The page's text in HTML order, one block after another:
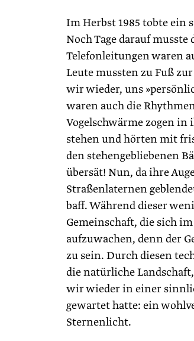
Im Herbst 1985 tobte ein
Noch Tage darauf
Telefonleitungen waren
Leute mussten zu Fuß
wir wieder, uns
waren auch die
Vogelschwärme zogen
stehen und hörten mit
den stehengebliebenen
übersät! Nun, da ihre
Straßenlaternen
baff. Während dieser
Gemeinschaft, die sich
aufzuwachen, denn der
zu sein. Durch diesen
die natürliche
wir wieder in einer
gewartet hatte: ein
Sternenlicht.